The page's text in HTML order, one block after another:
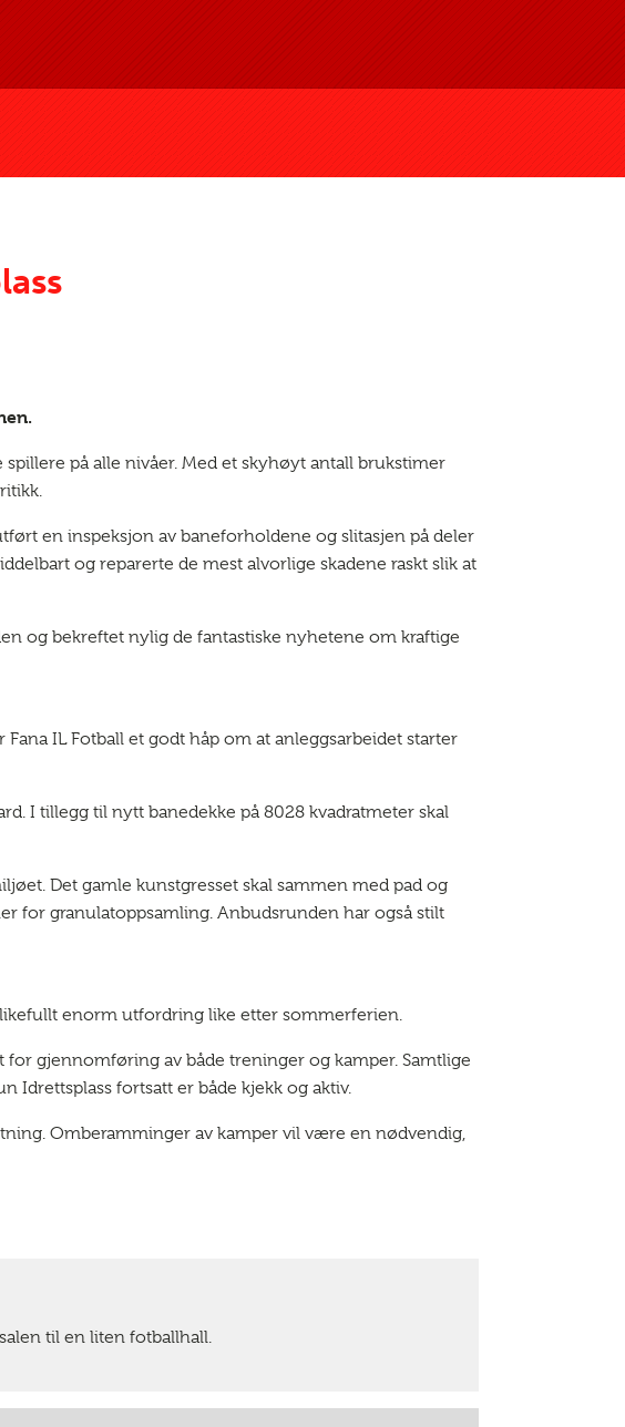
på alle nivåer. Med et skyhøyt antall brukstimer
en inspeksjon av baneforholdene og slitasjen på deler
og reparerte de mest alvorlige skadene raskt slik at
og bekreftet nylig de fantastiske nyhetene om kraftige
IL Fotball et godt håp om at anleggsarbeidet starter
I tillegg til nytt banedekke på 8028 kvadratmeter skal
Det gamle kunstgresset skal sammen med pad og
for granulatoppsamling. Anbudsrunden har også stilt
likefullt enorm utfordring like etter sommerferien.
gjennomføring av både treninger og kamper. Samtlige
Idrettsplass fortsatt er både kjekk og aktiv.
Omberamminger av kamper vil være en nødvendig,
til en liten fotballhall.